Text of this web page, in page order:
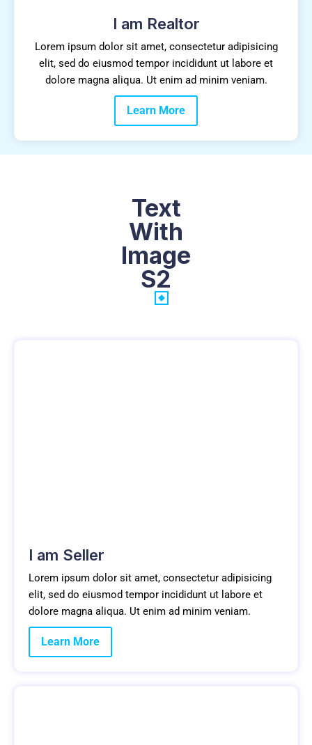
I am Realtor
Lorem ipsum dolor sit amet, consectetur adipisicing
elit, sed do eiusmod tempor incididunt ut labore et
dolore magna aliqua. Ut enim ad minim veniam.
Learn More
Text
With
Image
S2
I am Seller
Lorem ipsum dolor sit amet, consectetur adipisicing
elit, sed do eiusmod tempor incididunt ut labore et
dolore magna aliqua. Ut enim ad minim veniam.
Learn More